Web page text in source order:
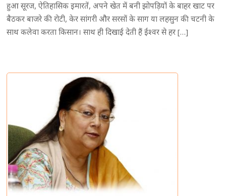
हुआ सूरज, ऐतिहासिक इमारतें, अपने खेत में बनी झोपड़ियों के बाहर खाट पर
बैठकर बाजरे की रोटी, केर सांगरी और सरसों के साग या लहसुन की चटनी के
साथ कलेवा करता किसान। साथ ही दिखाई देती हैं ईश्वर से हर […]